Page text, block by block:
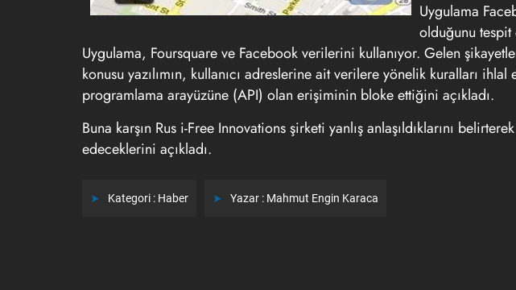
Uygulama
olduğunu
Uygulama, Foursquare ve Facebook verilerini kullanıyor. Gelen
konusu yazılımın, kullanıcı adreslerine ait verilere yönelik kuralları
programlama arayüzüne (API) olan erişiminin bloke ettiğini açıkladı.
Buna karşın Rus i-Free Innovations şirketi yanlış anlaşıldıklarını
edeceklerini açıkladı.
Kategori : Haber Yazar : Mahmut Engin Karaca